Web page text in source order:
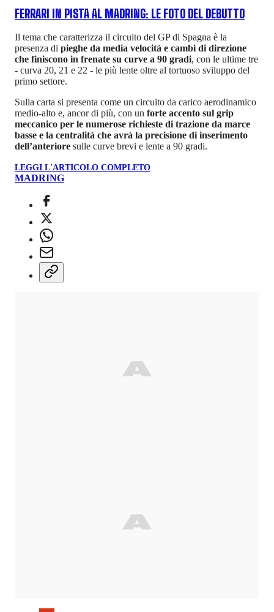
FERRARI IN PISTA AL MADRING: LE FOTO DEL DEBUTTO
Il tema che caratterizza il circuito del GP di Spagna è la
presenza di pieghe da media velocità e cambi di direzione
che finiscono in frenate su curve a 90 gradi, con le ultime tre
- curva 20, 21 e 22 - le più lente oltre al tortuoso sviluppo del
primo settore.
Sulla carta si presenta come un circuito da carico aerodinamico
medio-alto e, ancor di più, con un forte accento sul grip
meccanico per le numerose richieste di trazione da marce
basse e la centralità che avrà la precisione di inserimento
dell’anteriore sulle curve brevi e lente a 90 gradi.
LEGGI L'ARTICOLO COMPLETO
MADRING